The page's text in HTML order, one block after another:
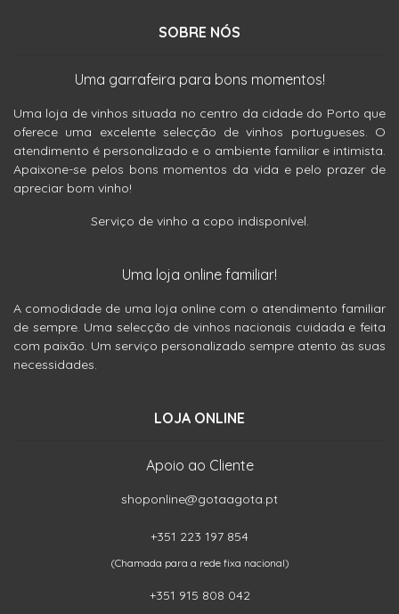
SOBRE NÓS
Uma garrafeira para bons momentos!
Uma loja de vinhos situada no centro da cidade do Porto que
oferece uma excelente selecção de vinhos portugueses. O
atendimento é personalizado e o ambiente familiar e intimista.
Apaixone-se pelos bons momentos da vida e pelo prazer de
apreciar bom vinho!
Serviço de vinho a copo indisponível.
Uma loja online familiar!
A comodidade de uma loja online com o atendimento familiar
de sempre. Uma selecção de vinhos nacionais cuidada e feita
com paixão. Um serviço personalizado sempre atento às suas
necessidades.
LOJA ONLINE
Apoio ao Cliente
shoponline@gotaagota.pt
+351 223 197 854
(Chamada para a rede fixa nacional)
+351 915 808 042